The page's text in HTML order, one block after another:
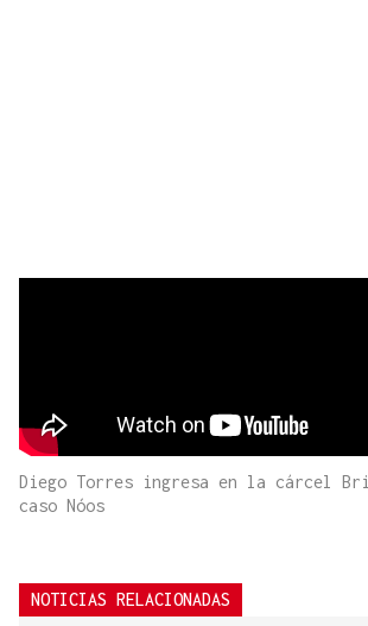
Diego Torres ingresa en la cárcel
caso Nóos
NOTICIAS RELACIONADAS